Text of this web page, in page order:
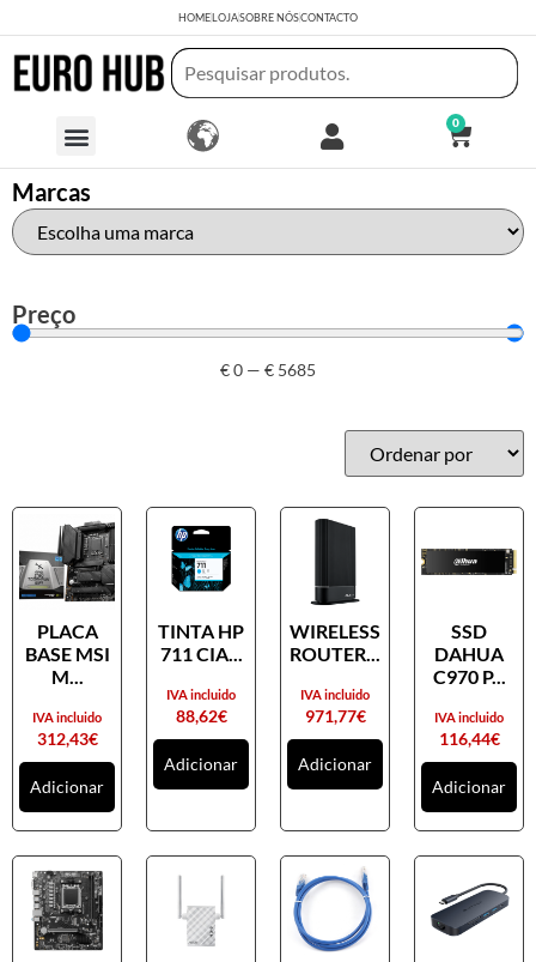
HOMELOJASOBRE NÓSCONTACTO
0
Marcas
Preço
€0 — € 5685
PLACA
BASE MSI
M...
312,43€
IVA incluido
Adicionar
TINTA HP
711 CIA...
88,62€
IVA incluido
Adicionar
WIRELESS
ROUTER...
971,77€
IVA incluido
Adicionar
SSD
DAHUA
C970 P...
116,44€
IVA incluido
Adicionar